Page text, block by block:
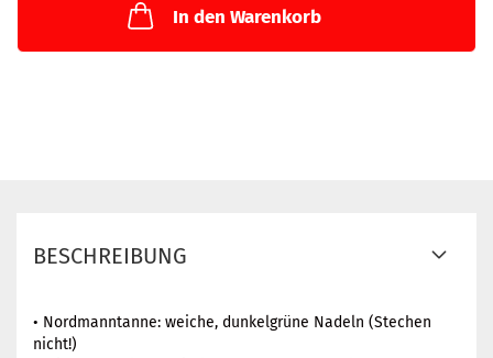
In den Warenkorb
BESCHREIBUNG
• Nordmanntanne: weiche, dunkelgrüne Nadeln (Stechen
nicht!)